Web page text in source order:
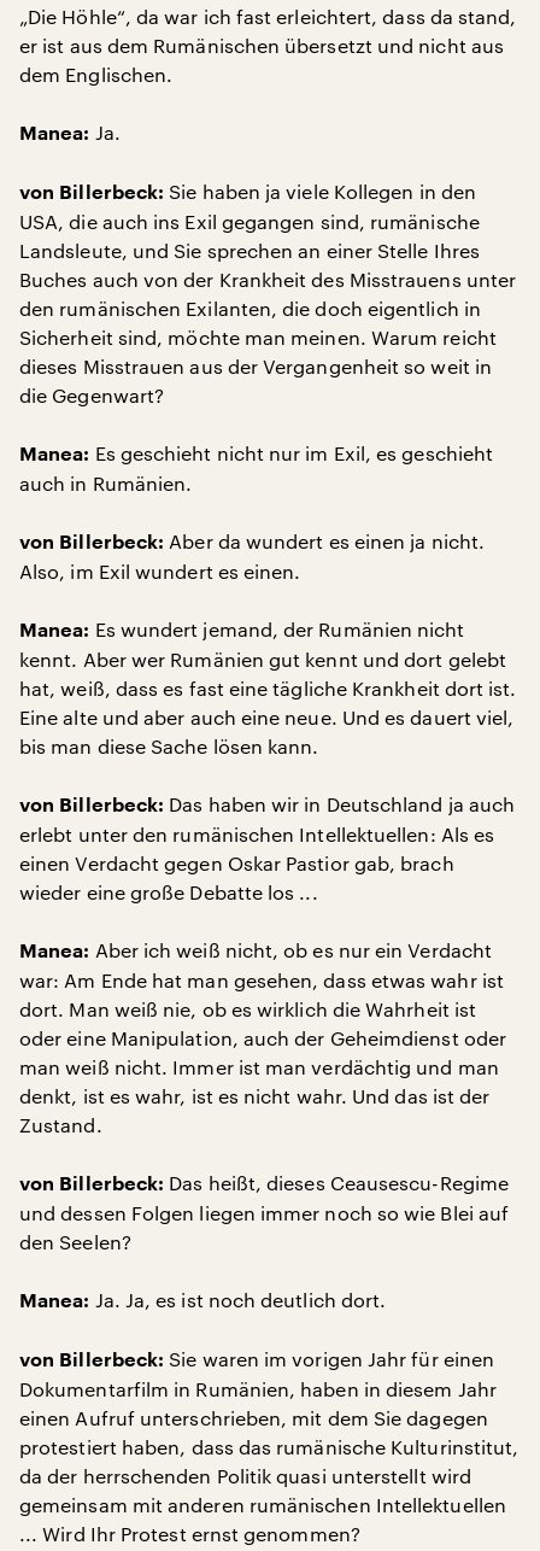
„Die Höhle“, da war ich fast erleichtert, dass da stand,
er ist aus dem Rumänischen übersetzt und nicht aus
dem Englischen.
Manea: Ja.
von Billerbeck: Sie haben ja viele Kollegen in den
USA, die auch ins Exil gegangen sind, rumänische
Landsleute, und Sie sprechen an einer Stelle Ihres
Buches auch von der Krankheit des Misstrauens unter
den rumänischen Exilanten, die doch eigentlich in
Sicherheit sind, möchte man meinen. Warum reicht
dieses Misstrauen aus der Vergangenheit so weit in
die Gegenwart?
Manea: Es geschieht nicht nur im Exil, es geschieht
auch in Rumänien.
von Billerbeck: Aber da wundert es einen ja nicht.
Also, im Exil wundert es einen.
Manea: Es wundert jemand, der Rumänien nicht
kennt. Aber wer Rumänien gut kennt und dort gelebt
hat, weiß, dass es fast eine tägliche Krankheit dort ist.
Eine alte und aber auch eine neue. Und es dauert viel,
bis man diese Sache lösen kann.
von Billerbeck: Das haben wir in Deutschland ja auch
erlebt unter den rumänischen Intellektuellen: Als es
einen Verdacht gegen Oskar Pastior gab, brach
wieder eine große Debatte los ...
Manea: Aber ich weiß nicht, ob es nur ein Verdacht
war: Am Ende hat man gesehen, dass etwas wahr ist
dort. Man weiß nie, ob es wirklich die Wahrheit ist
oder eine Manipulation, auch der Geheimdienst oder
man weiß nicht. Immer ist man verdächtig und man
denkt, ist es wahr, ist es nicht wahr. Und das ist der
Zustand.
von Billerbeck: Das heißt, dieses Ceausescu-Regime
und dessen Folgen liegen immer noch so wie Blei auf
den Seelen?
Manea: Ja. Ja, es ist noch deutlich dort.
von Billerbeck: Sie waren im vorigen Jahr für einen
Dokumentarfilm in Rumänien, haben in diesem Jahr
einen Aufruf unterschrieben, mit dem Sie dagegen
protestiert haben, dass das rumänische Kulturinstitut,
da der herrschenden Politik quasi unterstellt wird
gemeinsam mit anderen rumänischen Intellektuellen
... Wird Ihr Protest ernst genommen?